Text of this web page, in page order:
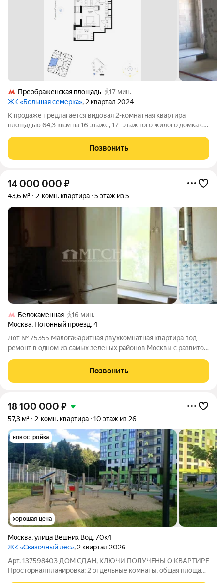
Преображенская площадь
17 мин.
ЖК «Большая семерка», 2 квартал 2024
К продаже предлагается видовая 2-комнатная квартира
площадью 64,3 кв.м на 16 этаже, 17 -этажного жилого домка с
"Большая семерка" (ВАО, район Богородское). Жилой
комплекс "Большая семерка"
Позвонить
14 000 000 ₽
43,6 м² 2-комн. квартира 5 этаж из 5
Белокаменная
16 мин.
Москва, Погонный проезд,4
Лот № 75355 Малогабаритная двухкомнатная квартира под
ремонт в одном из самых зеленых районов Москвы с развитой
Квартира с прозрачной историей, приватизирована более 10
лет назад, из рук в руки не
Позвонить
18 100 000 ₽
57,3 м² 2-комн. квартира 10 этаж из 26
новостройка
хорошая цена
Москва,улица Вешних Вод,70к4
ЖК «Сказочный лес», 2 квартал 2026
Арт. 137598403 ДОМ СДАН, КЛЮЧИ ПОЛУЧЕНЫ О КВАРТИРЕ
Просторная планировка: 2 отдельные комнаты, общая площадь